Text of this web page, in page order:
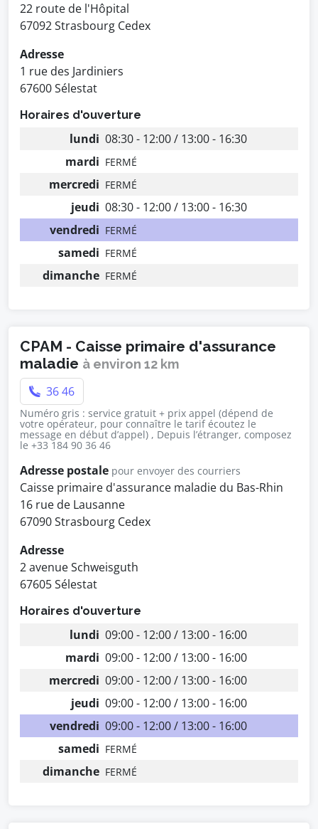
22 route de l'Hôpital
67092 Strasbourg Cedex
Adresse
1 rue des Jardiniers
67600 Sélestat
Horaires d'ouverture
lundi 08:30 - 12:00 / 13:00 - 16:30
mardi FERMÉ
mercredi FERMÉ
jeudi 08:30 - 12:00 / 13:00 - 16:30
vendredi FERMÉ
samedi FERMÉ
dimanche FERMÉ
CPAM - Caisse primaire d'assurance
maladie à environ 12 km
36 46
Numéro gris : service gratuit + prix appel (dépend de
votre opérateur, pour connaître le tarif écoutez le
message en début d’appel) , Depuis l’étranger, composez
le +33 184 90 36 46
Adresse postale pour envoyer des courriers
Caisse primaire d'assurance maladie du Bas-Rhin
16 rue de Lausanne
67090 Strasbourg Cedex
Adresse
2 avenue Schweisguth
67605 Sélestat
Horaires d'ouverture
lundi 09:00 - 12:00 / 13:00 - 16:00
mardi 09:00 - 12:00 / 13:00 - 16:00
mercredi 09:00 - 12:00 / 13:00 - 16:00
jeudi 09:00 - 12:00 / 13:00 - 16:00
vendredi 09:00 - 12:00 / 13:00 - 16:00
samedi FERMÉ
dimanche FERMÉ